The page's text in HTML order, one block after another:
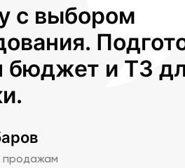
с выбором
бюджет и ТЗ